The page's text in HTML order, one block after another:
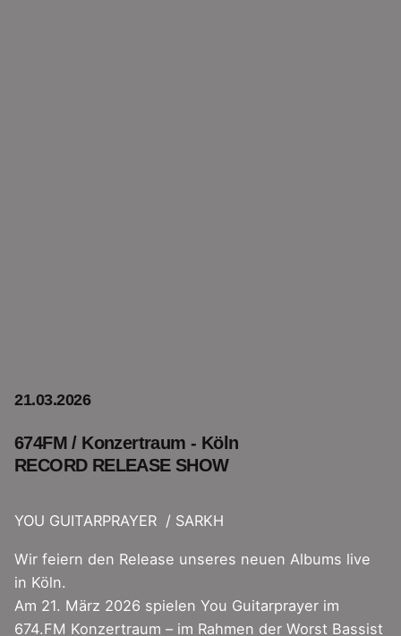
21.03.2026
674FM / Konzertraum - Köln
RECORD RELEASE SHOW
YOU GUITARPRAYER / SARKH
Wir feiern den Release unseres neuen Albums live
in Köln.
Am 21. März 2026 spielen You Guitarprayer im
674.FM Konzertraum – im Rahmen der Worst Bassist